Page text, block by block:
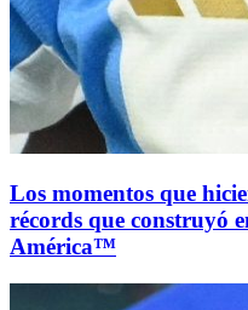
Los momentos que
récords que construyó
América™